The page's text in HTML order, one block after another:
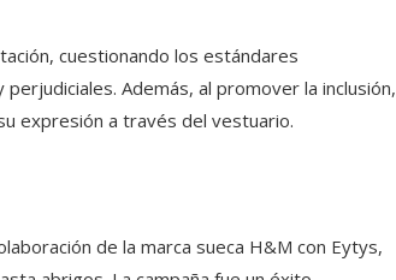
cuestionando los estándares
Además, al promover la inclusión,
expresión a través del vestuario.
de la marca sueca H&M con Eytys,